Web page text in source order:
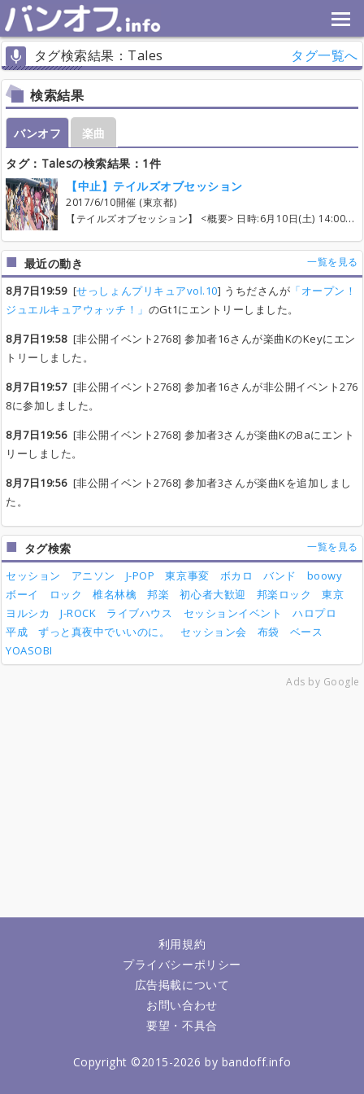
タグ検索結果：Tales タグ一覧へ
検索結果
バンオフ
楽曲
タグ：Talesの検索結果：1件
【中止】テイルズオブセッション
2017/6/10開催 (東京都)
【テイルズオブセッション】 <概要> 日時:6月10日(土) 14:00~18:00(予定) 場所:初台ノア Cst(予定) http://hatsudai.studionoah.jp/ 参加費:￥2000円(※変更があればまたお伝えいたします。) ・エントリー開始:開始しております！ ・便乗上限（常に）:Voは2~3曲まで ・曲追加:5/20 23:55までの予定 ※あげられた曲数が多い場合予告なく締め切ることがあります ・最終エントリー:6/1 ◆エントリーについて 今回演奏曲は最大20曲を予定しております。 （成立順20曲で構成いたします。 20曲を超えた場合、成立しても次回の演奏曲となる可能性がございます 予めご了承ください。） エントリーできるパートは楽曲欄の右端の「詳細を見る」欄より 各自編集可能となっておりますので もし楽曲のこのパートに入りたいのに枠が「なし」になってしまっている場合は ご自分で編集してその後エントリーしていただければと思います。 皆さまのエントリー状況によりますが、 1ヵ月前あたりには、調整してタイムテーブルを作っていきます。 もし、参加が遅れる、仕事で出れなくなった、 仕事が終わってから行く等ありましたら、 必ずわかった時点で主催までお伝えいただきますようお願いします。 また、主催の参加パートであるbaが足りなかった場合は調整エントリーをしますが 基本譲渡可能にしてますのでやりたい曲であれば遠慮なく譲りますので 申していただければと思います。ご了承ください。 ◆その他パートについて その他パートはお手数ですがエントリー後、自己紹介欄もしくは楽曲ごとの連絡用コメント掲示板に、何の楽器で参加されるかを書いてくださると助かります。 ◆追加できる曲について 2/1から曲が追加可能となっています。 主題歌は数が限られておりますので、 主催の方で作品ごとの主題歌はある程度入れておこうかと思います！また、コアな方向けに、BGMokにします！ なので...テイルズオブファンタジアから最新作、 テイルズオブベルセリアまで(アニメもあり) の主題歌、挿入歌、BGMが範囲でしょうか。 あまり知られていない携帯ゲームの主題歌はなしでいこうと思います。リクエストがあれば変えます。 そして必要な曲には同期用意します！ せっかくの機会なのでなるべく原曲に近い感じの雰囲気目指したいです！ ◆その他注意事項 当日は会場内では混雑が予想されるため、貴重品・機材の管理は各自で行って下さい。 破損・盗難等はこちらでは責任は負いかねます。 また他人への迷惑行為が発見された場合は、 運営側の判断で次回以降の参加をお断りする場合もございますのでご了承ください。 また飲酒等は会場のHPの注意事項をお読みください。 もし、当日遅刻をしてしまう場合！ 基本的には時間に余裕をもっての行動を心がけてください。 タイムスケジュール等の関係で、その遅刻をカバーできない可能性がございます。 その際は演奏できる方にお譲りしたり、その曲の演奏自体を 中止させていただくこともございます。 あらかじめご了承ください。 皆でルールを守って楽しいセッションにしましょう！ その他ご意見ご要望などありましたら、 質問スレもしくは@NMsuki_taichar（主催）までどうぞ。 ツイッターではハッシュタグ#テイルズセッションを使ってアナウンス等をしております！ 当日の実況、感想などもこちらのハッシュタグを使って呟いていただけたら嬉しいです！ 以上、エントリーは右上の「このバンオフに参加する」ボタンよりお待ちしております！
最近の動き 一覧を見る
8月7日19:59[せっしょんプリキュアvol.10] うちださんが 「オープン！
ジュエルキュアウォッチ！」 のGt1にエントリーしました。
8月7日19:58[非公開イベント2768] 参加者16さんが楽曲KのKeyにエン
トリーしました。
8月7日19:57[非公開イベント2768] 参加者16さんが非公開イベント276
8に参加しました。
8月7日19:56[非公開イベント2768] 参加者3さんが楽曲KのBaにエント
リーしました。
8月7日19:56[非公開イベント2768] 参加者3さんが楽曲Kを追加しまし
た。
タグ検索 一覧を見る
セッション アニソン J-POP 東京事変 ボカロ バンド
boowy
ボーイ
ロック 椎名林檎 邦楽 初心者大歓迎 邦楽ロック
東京
ヨルシカ
J-ROCK ライブハウス セッションイベント
ハロプロ
平成
ずっと真夜中でいいのに。 セッション会 布袋
ベース
YOASOBI
Ads by Google
利用規約
プライバシーポリシー
広告掲載について
お問い合わせ
要望・不具合
Copyright ©2015-2026 by bandoff.info